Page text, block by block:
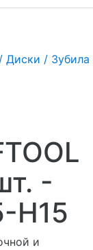
Диски / Зубила
-
H15
и